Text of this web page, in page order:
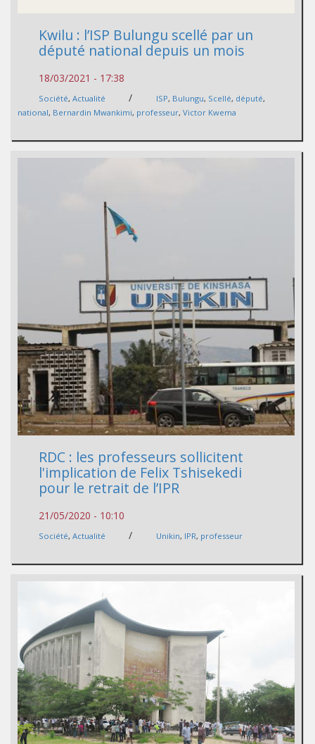
Kwilu : l’ISP Bulungu scellé par un
député national depuis un mois
18/03/2021 - 17:38
Société, Actualité / ISP, Bulungu, Scellé, député,
national, Bernardin Mwankimi, professeur, Victor Kwema
RDC : les professeurs sollicitent
l'implication de Felix Tshisekedi
pour le retrait de l’IPR
21/05/2020 - 10:10
Société, Actualité / Unikin, IPR, professeur